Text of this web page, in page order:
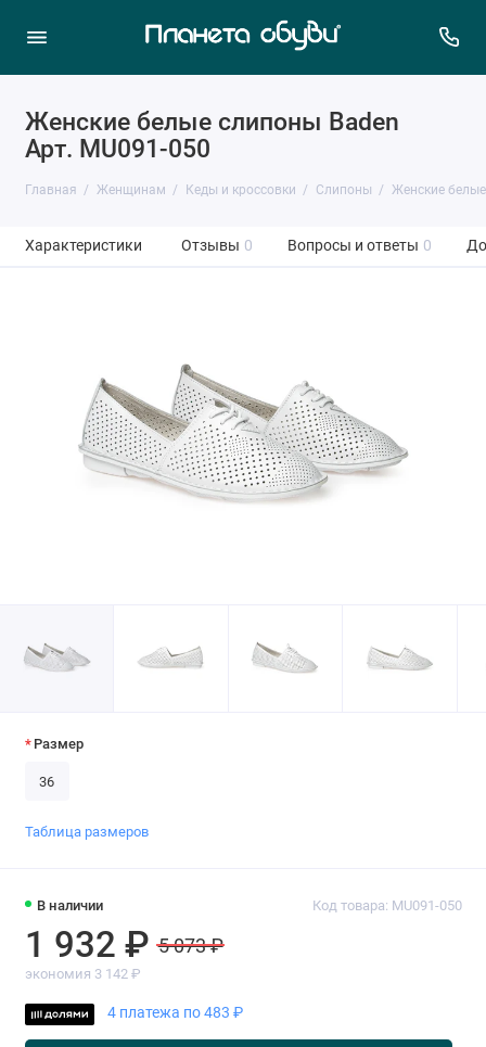
Женские белые слипоны Baden
Арт. MU091-050
Главная Женщинам Кеды и кроссовки Слипоны Женские
Характеристики Отзывы 0 Вопросы и ответы 0
В наличии Код товара: MU091-050
1 932 ₽ 5 073 ₽
экономия 3 142 ₽
4 платежа по 483 ₽
Размер
36
Таблица размеров